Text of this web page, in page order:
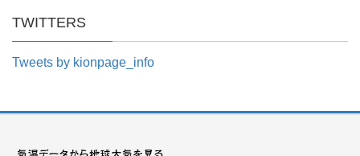
TWITTERS
Tweets by kionpage_info